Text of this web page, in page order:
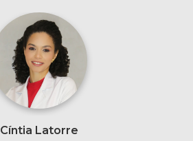
Cíntia Latorre